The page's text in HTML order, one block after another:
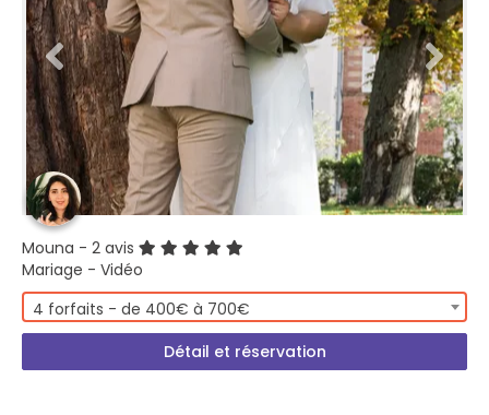
Mouna - 2 avis
Mariage - Vidéo
4 forfaits - de 400€ à 700€
Détail et réservation